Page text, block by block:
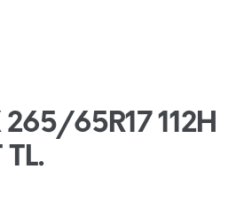
265/65R17 112H